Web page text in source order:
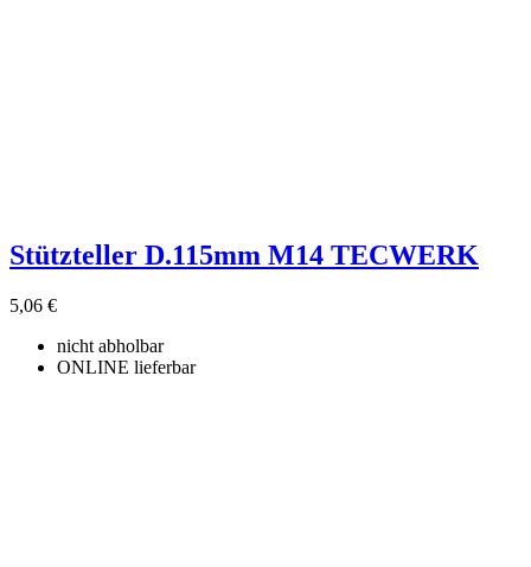
Stützteller D.115mm M14 TECWERK
5,06 €
nicht abholbar
ONLINE lieferbar